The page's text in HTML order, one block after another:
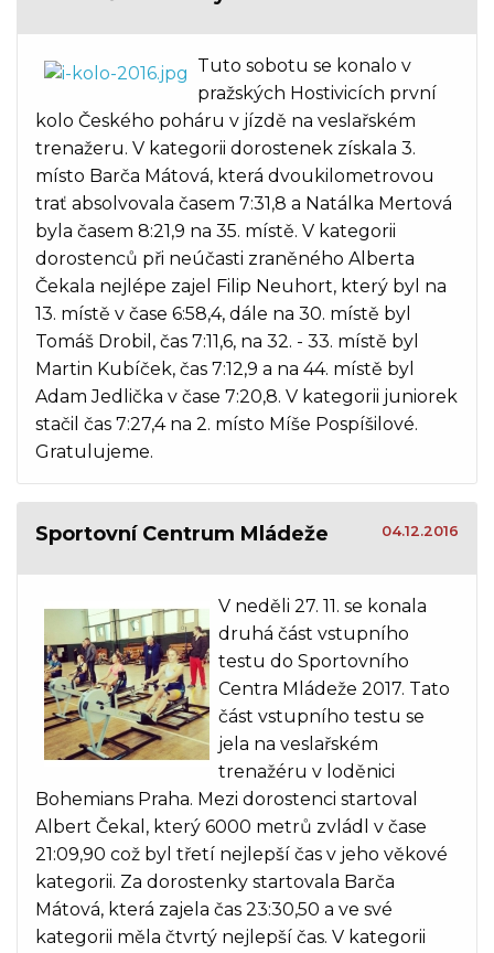
Tuto sobotu se konalo v
pražských Hostivicích první
kolo Českého poháru v jízdě na veslařském
trenažeru. V kategorii dorostenek získala 3.
místo Barča Mátová, která dvoukilometrovou
trať absolvovala časem 7:31,8 a Natálka Mertová
byla časem 8:21,9 na 35. místě. V kategorii
dorostenců při neúčasti zraněného Alberta
Čekala nejlépe zajel Filip Neuhort, který byl na
13. místě v čase 6:58,4, dále na 30. místě byl
Tomáš Drobil, čas 7:11,6, na 32. - 33. místě byl
Martin Kubíček, čas 7:12,9 a na 44. místě byl
Adam Jedlička v čase 7:20,8. V kategorii juniorek
stačil čas 7:27,4 na 2. místo Míše Pospíšilové.
Gratulujeme.
Sportovní Centrum Mládeže 04.12.2016
V neděli 27. 11. se konala
druhá část vstupního
testu do Sportovního
Centra Mládeže 2017. Tato
část vstupního testu se
jela na veslařském
trenažéru v loděnici
Bohemians Praha. Mezi dorostenci startoval
Albert Čekal, který 6000 metrů zvládl v čase
21:09,90 což byl třetí nejlepší čas v jeho věkové
kategorii. Za dorostenky startovala Barča
Mátová, která zajela čas 23:30,50 a ve své
kategorii měla čtvrtý nejlepší čas. V kategorii